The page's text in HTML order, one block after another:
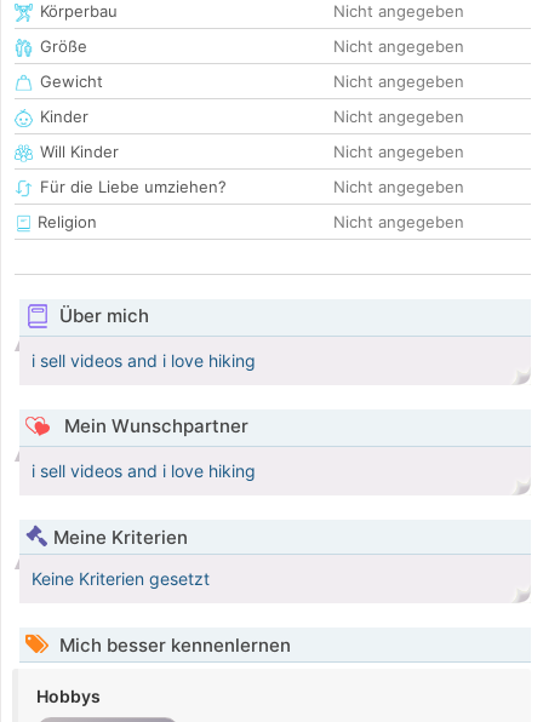
Körperbau
Nicht angegeben
Größe
Nicht angegeben
Gewicht
Nicht angegeben
Kinder
Nicht angegeben
Will Kinder
Nicht angegeben
Für die Liebe umziehen?
Nicht angegeben
Religion
Nicht angegeben
Über mich
i sell videos and i love hiking
Mein Wunschpartner
i sell videos and i love hiking
Meine Kriterien
Keine Kriterien gesetzt
Mich besser kennenlernen
Hobbys